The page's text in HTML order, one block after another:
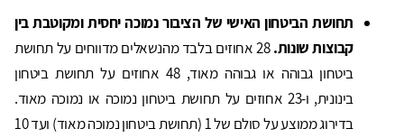
תחושת הביטחון האישי של הציבור נמוכה יחסית ומקוטבת בין
קבוצות שונות.
28 אחוזים בלבד מהנשאלים מדווחים על תחושת
ביטחון גבוהה או גבוהה מאוד, 48 אחוזים על תחושת ביטחון
בינונית, ו-23 אחוזים על תחושת ביטחון נמוכה או נמוכה מאוד.
בדירוג ממוצע על סולם של 1 (תחושת ביטחון נמוכה מאוד) ועד 10